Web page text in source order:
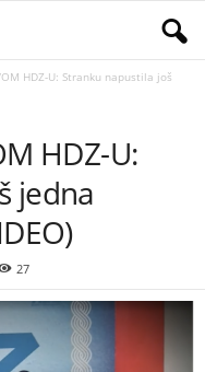
HDZ-U: Stranku napustila još
HDZ-U:
jedna
27